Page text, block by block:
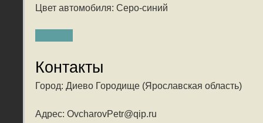
Цвет автомобиля: Серо-синий
Контакты
Город: Диево Городище (Ярославская область)
Адрес: OvcharovPetr@qip.ru